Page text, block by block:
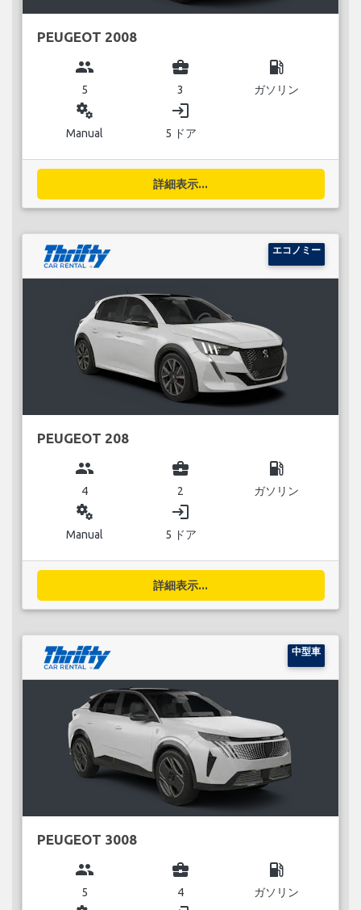
PEUGEOT 2008
group
5
business_center
3
local_gas_station
ガソリン
miscellaneous_services
Manual
login
5 ドア
詳細表示...
エコノミー
PEUGEOT 208
group
4
business_center
2
local_gas_station
ガソリン
miscellaneous_services
Manual
login
5 ドア
詳細表示...
中型車
PEUGEOT 3008
group
5
business_center
4
local_gas_station
ガソリン